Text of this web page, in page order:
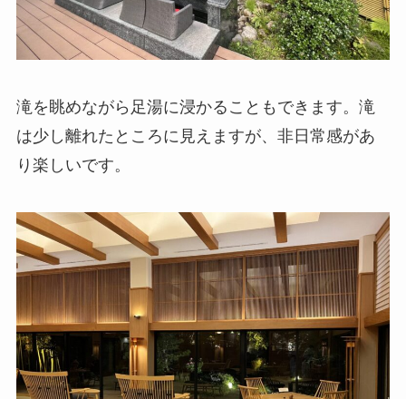
滝を眺めながら足湯に浸かることもできます。滝
は少し離れたところに見えますが、非日常感があ
り楽しいです。